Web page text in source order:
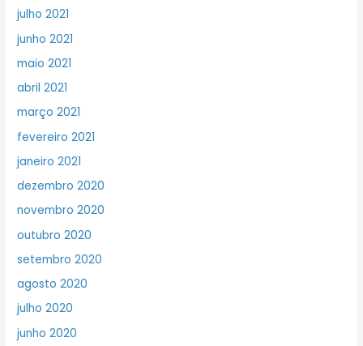
julho 2021
junho 2021
maio 2021
abril 2021
março 2021
fevereiro 2021
janeiro 2021
dezembro 2020
novembro 2020
outubro 2020
setembro 2020
agosto 2020
julho 2020
junho 2020